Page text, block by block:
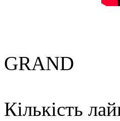
GRAND
Кількість